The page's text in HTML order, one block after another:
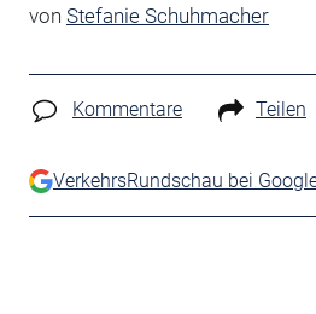
von Stefanie Schuhmacher
Kommentare Teilen
VerkehrsRundschau bei